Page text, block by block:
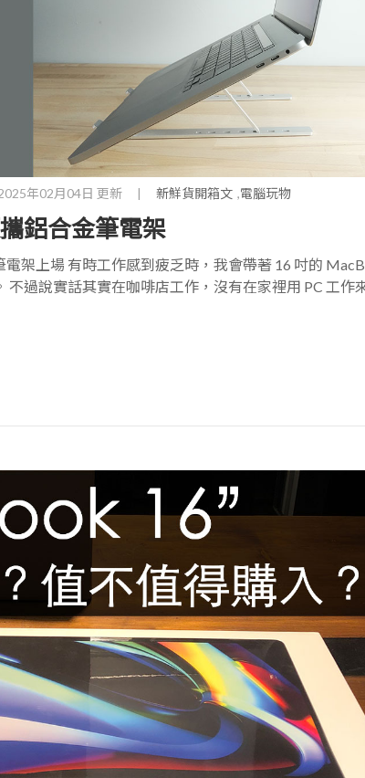
年02月04日 更新 | 新鮮貨開箱文 電腦玩物
鋁合金筆電架
架上場 有時工作感到疲乏時，我會帶著 16 吋的
不過說實話其實在咖啡店工作，沒有在家裡用 PC 工作